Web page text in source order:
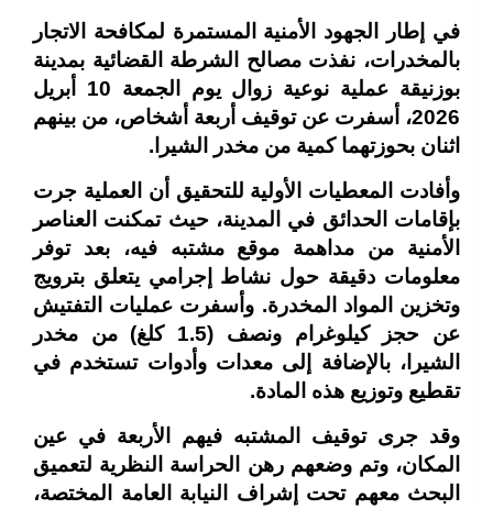
في إطار الجهود الأمنية المستمرة لمكافحة الاتجار
بالمخدرات، نفذت مصالح الشرطة القضائية بمدينة
بوزنيقة عملية نوعية زوال يوم الجمعة 10 أبريل
2026، أسفرت عن توقيف أربعة أشخاص، من بينهم
اثنان بحوزتهما كمية من مخدر الشيرا.
وأفادت المعطيات الأولية للتحقيق أن العملية جرت
بإقامات الحدائق في المدينة، حيث تمكنت العناصر
الأمنية من مداهمة موقع مشتبه فيه، بعد توفر
معلومات دقيقة حول نشاط إجرامي يتعلق بترويج
وتخزين المواد المخدرة. وأسفرت عمليات التفتيش
عن حجز كيلوغرام ونصف (1.5 كلغ) من مخدر
الشيرا، بالإضافة إلى معدات وأدوات تستخدم في
تقطيع وتوزيع هذه المادة.
وقد جرى توقيف المشتبه فيهم الأربعة في عين
المكان، وتم وضعهم رهن الحراسة النظرية لتعميق
البحث معهم تحت إشراف النيابة العامة المختصة،